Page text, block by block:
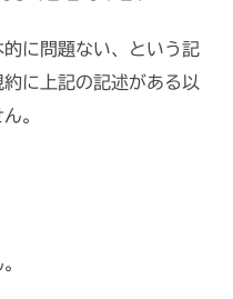
に問題ない、という記
に上記の記述がある以
。